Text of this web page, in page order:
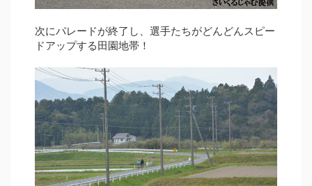
次にパレードが終了し、選手たちがどんどんスピー
ドアップする田園地帯！